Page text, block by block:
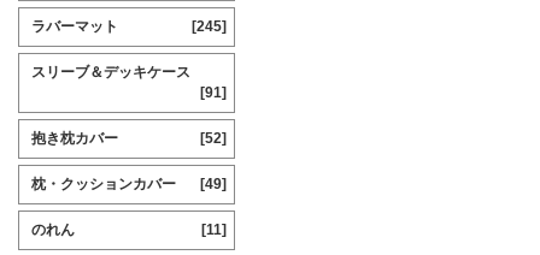
ラバーマット [245]
スリーブ＆デッキケース
[91]
抱き枕カバー [52]
枕・クッションカバー [49]
のれん [11]